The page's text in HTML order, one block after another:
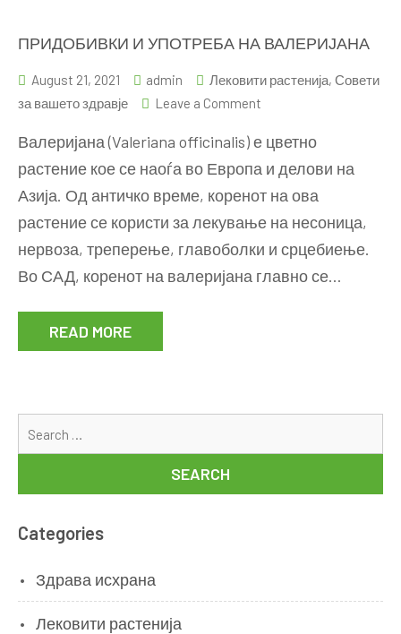
ПРИДОБИВКИ И УПОТРЕБА НА ВАЛЕРИЈАНА
August 21, 2021 admin Лековити растенија, Совети
за вашето здравје
Leave a Comment
И
УПОТРЕБА
НА
ВАЛЕРИЈАНА
Валеријана (Valeriana officinalis) е цветно
растение кое се наоѓа во Европа и делови на
Азија. Од античко време, коренот на ова
растение се користи за лекување на несоница,
нервоза, треперење, главоболки и срцебиење.
Во САД, коренот на валеријана главно се…
READ MORE
Categories
Здрава исхрана
Лековити растенија